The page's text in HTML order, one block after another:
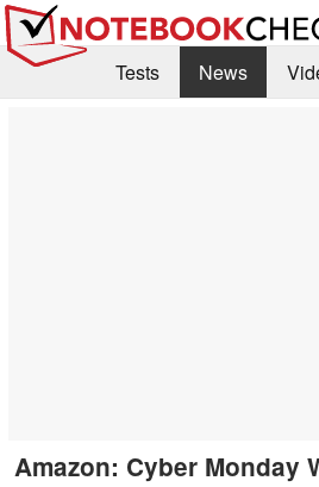
Tests News
Amazon: Cyber Monday